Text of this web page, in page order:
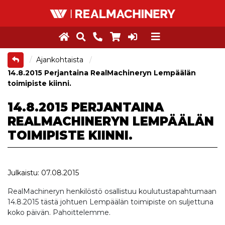
Ajankohtaista
14.8.2015 Perjantaina RealMachineryn Lempäälän
toimipiste kiinni.
14.8.2015 PERJANTAINA
REALMACHINERYN LEMPÄÄLÄN
TOIMIPISTE KIINNI.
Julkaistu: 07.08.2015
RealMachineryn henkilöstö osallistuu koulutustapahtumaan
14.8.2015 tästä johtuen Lempäälän toimipiste on suljettuna
koko päivän. Pahoittelemme.